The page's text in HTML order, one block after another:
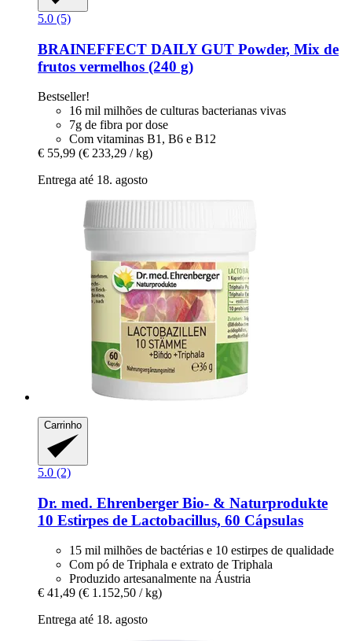
5.0 (5)
BRAINEFFECT DAILY GUT Powder, Mix de
frutos vermelhos (240 g)
Bestseller!
16 mil milhões de culturas bacterianas vivas
7g de fibra por dose
Com vitaminas B1, B6 e B12
€ 55,99 (€ 233,29 / kg)
Entrega até 18. agosto
Carrinho
5.0 (2)
Dr. med. Ehrenberger Bio- & Naturprodukte
10 Estirpes de Lactobacillus, 60 Cápsulas
15 mil milhões de bactérias e 10 estirpes de qualidade
Com pó de Triphala e extrato de Triphala
Produzido artesanalmente na Áustria
€ 41,49 (€ 1.152,50 / kg)
Entrega até 18. agosto